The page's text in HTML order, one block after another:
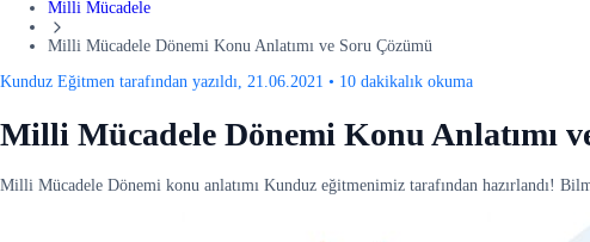
Milli Mücadele
Milli Mücadele Dönemi Konu Anlatımı ve Soru Çözümü
Kunduz Eğitmen tarafından yazıldı, 21.06.2021 • 10 dakikalık okuma
Milli Mücadele Dönemi Konu Anlatımı
Milli Mücadele Dönemi konu anlatımı Kunduz eğitmenimiz tarafından hazırlandı!